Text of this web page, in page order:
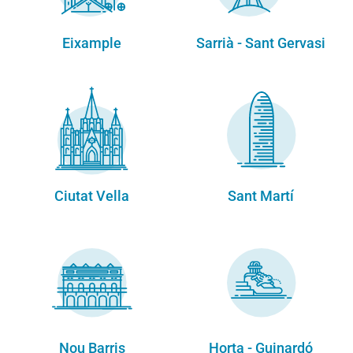
Eixample Sarrià - Sant Gervasi
Ciutat Vella Sant Martí
Nou Barris Horta - Guinardó